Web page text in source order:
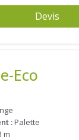
Devis
Eco
:Palette
m